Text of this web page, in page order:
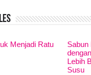
d
s
Li
Menjadi Ratu
Lebih
Susu